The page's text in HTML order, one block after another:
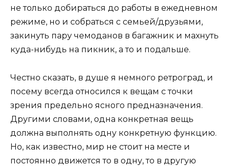
не только добираться до работы в ежедневном
режиме, но и собраться с семьей/друзьями,
закинуть пару чемоданов в багажник и махнуть
куда-нибудь на пикник, а то и подальше.
Честно сказать, в душе я немного ретроград, и
посему всегда относился к вещам с точки
зрения предельно ясного предназначения.
Другими словами, одна конкретная вещь
должна выполнять одну конкретную функцию.
Но, как известно, мир не стоит на месте и
постоянно движется то в одну, то в другую